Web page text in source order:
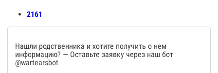
2161
Нашли родственника и хотите получить о нем
информацию? — Оставьте заявку через наш бот
@wartearsbot